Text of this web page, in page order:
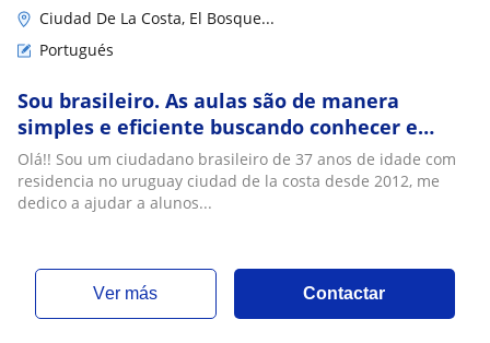
Ciudad De La Costa, El Bosque...
Portugués
Sou brasileiro. As aulas são de manera
simples e eficiente buscando conhecer e
divertirse.Do jeito brasileiro!Conto contigo
Canelones Mvdeo
Olá!! Sou um ciudadano brasileiro de 37 anos de idade com
residencia no uruguay ciudad de la costa desde 2012, me
dedico a ajudar a alunos...
ver más Contactar